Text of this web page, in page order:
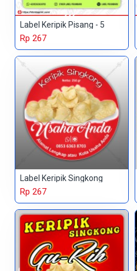
Label Keripik Pisang - 5
Rp 267
Label Keripik Singkong
Rp 267